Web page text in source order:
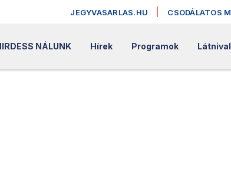
JEGYVASARLAS.HU CSODÁLATOS
NÁLUNK Hírek Programok